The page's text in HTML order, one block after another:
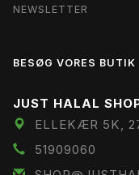
NEWSLETTER
BESØG VORES BUTIK
JUST HALAL
ELLEKÆR 5K,
51909060